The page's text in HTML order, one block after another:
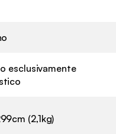
esclusivamente
(2,1kg)